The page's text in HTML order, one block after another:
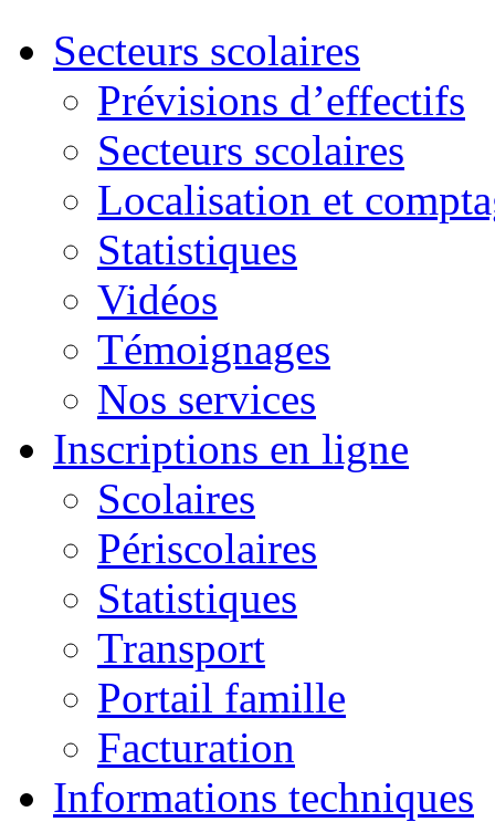
Secteurs scolaires
Prévisions d’effectifs
Secteurs scolaires
Localisation et
Statistiques
Vidéos
Témoignages
Nos services
Inscriptions en ligne
Scolaires
Périscolaires
Statistiques
Transport
Portail famille
Facturation
Informations techniques